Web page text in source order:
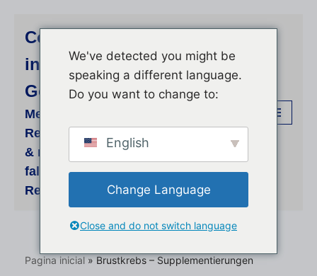
para
o
conteúdo
Consultoria e serviços
internacionais. Achim
Görner
Medizinisch-wissenschaftliche
Recherchen für supportive phyto-
& mycologische Therapien -
fallbezogene Individual-
Recherchen und Beratung
Pagina inicial»Brustkrebs – Supplementierungen
We've detected you might be
speaking a different language.
Do you want to change to:
English
Change Language
Close and do not switch language